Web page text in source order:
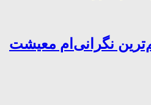
نگرانی‌ام معیشت